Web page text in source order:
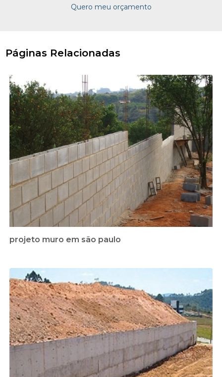
Quero meu orçamento
Páginas Relacionadas
projeto muro em são paulo